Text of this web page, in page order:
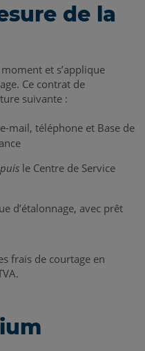
de la
et s’applique
Ce contrat de
suivante :
mail, téléphone et Base de
le Centre de Service
d’étalonnage, avec prêt
frais de courtage en